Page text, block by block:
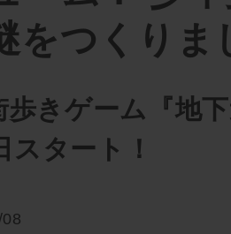
をつくりま
きゲーム『地
スタート！